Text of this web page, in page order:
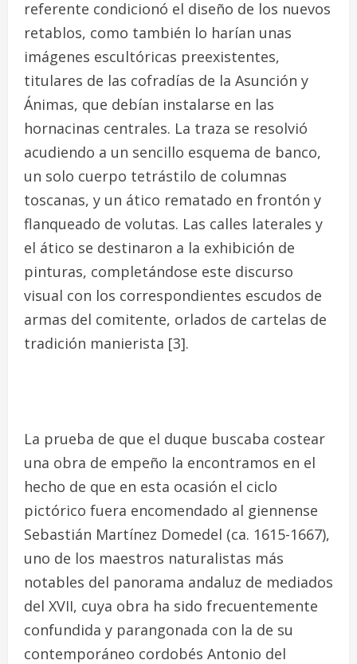
referente condicionó el diseño de los nuevos
retablos, como también lo harían unas
imágenes escultóricas preexistentes,
titulares de las cofradías de la Asunción y
Ánimas, que debían instalarse en las
hornacinas centrales. La traza se resolvió
acudiendo a un sencillo esquema de banco,
un solo cuerpo tetrástilo de columnas
toscanas, y un ático rematado en frontón y
flanqueado de volutas. Las calles laterales y
el ático se destinaron a la exhibición de
pinturas, completándose este discurso
visual con los correspondientes escudos de
armas del comitente, orlados de cartelas de
tradición manierista [3].
La prueba de que el duque buscaba costear
una obra de empeño la encontramos en el
hecho de que en esta ocasión el ciclo
pictórico fuera encomendado al giennense
Sebastián Martínez Domedel (ca. 1615-1667),
uno de los maestros naturalistas más
notables del panorama andaluz de mediados
del XVII, cuya obra ha sido frecuentemente
confundida y parangonada con la de su
contemporáneo cordobés Antonio del